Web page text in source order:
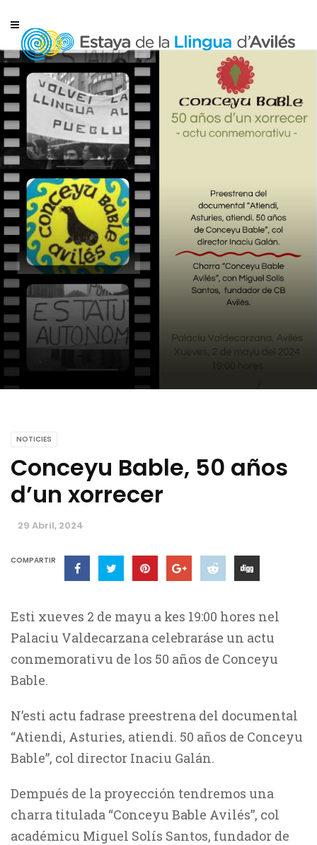
NOTICIES
Conceyu Bable, 50 años
d’un xorrecer
29 Abril, 2024
COMPARTIR
Esti xueves 2 de mayu a kes 19:00 hores nel
Palaciu Valdecarzana celebraráse un actu
conmemorativu de los 50 años de Conceyu
Bable.
N’esti actu fadrase preestrena del documental
“Atiendi, Asturies, atiendi. 50 años de Conceyu
Bable”, col director Inaciu Galán.
Dempués de la proyección tendremos una
charra titulada “Conceyu Bable Avilés”, col
académicu Miguel Solís Santos, fundador de